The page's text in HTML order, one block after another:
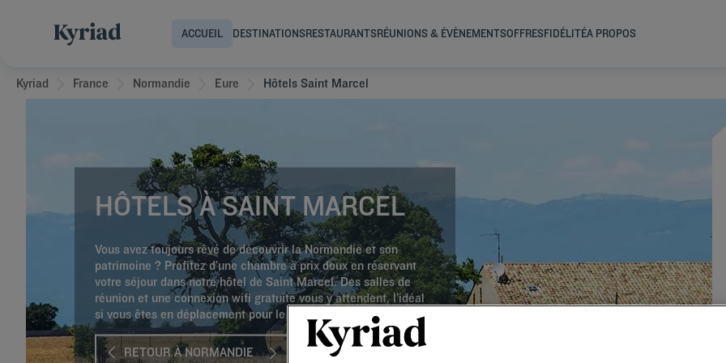
ACCUEIL DESTINATIONSRESTAURANTSRÉUNIONS & ÉVÈNEMENTSOFFRESFIDÉLITÉA PROPOS
Kyriad France Normandie Eure Hôtels Saint Marcel
HÔTELS À SAINT MARCEL
Vous avez toujours rêvé de découvrir la Normandie et son
patrimoine ? Profitez d’une chambre à prix doux en réservant
votre séjour dans notre hôtel de Saint Marcel. Des salles de
réunion et une connexion wifi gratuite vous y attendent, l’idéal
si vous êtes en déplacement pour le business.
RETOUR À NORMANDIE